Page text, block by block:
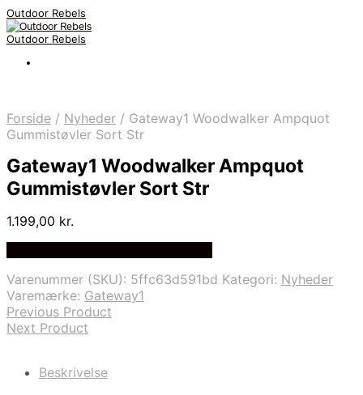
Outdoor Rebels
Outdoor Rebels
Forside / Nyheder / Gateway1 Woodwalker Ampquot
Gummistøvler Sort Str
Gateway1 Woodwalker Ampquot
Gummistøvler Sort Str
1.199,00 kr.
Varenummer (SKU): 5ffc63d591bd Kategori: Nyheder
Varemærke: Gateway1
Previous Product
Next Product
Beskrivelse